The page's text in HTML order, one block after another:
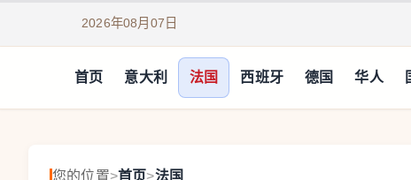
2026年08月07日
首页 意大利 法国 西班牙 德国 华人
您的位置>首页>法国